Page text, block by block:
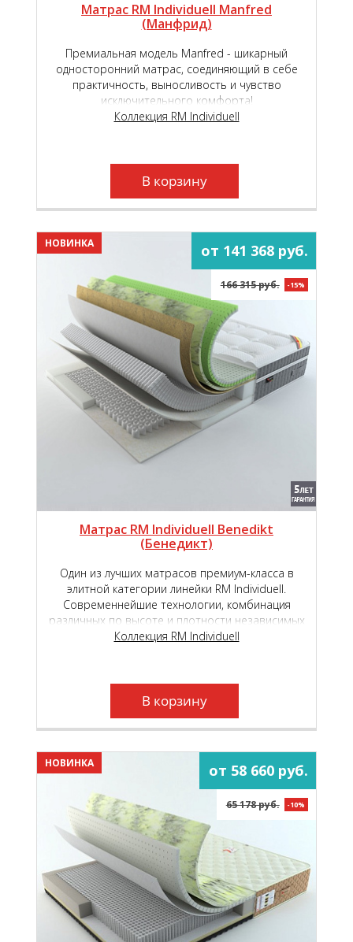
Матрас RM Individuell Manfred
(Манфрид)
Премиальная модель Manfred - шикарный
односторонний матрас, соединяющий в себе
практичность, выносливость и чувство
исключительного комфорта!
Коллекция RM Individuell
В корзину
НОВИНКА от 141 368 руб.
166 315 руб. -15%
Матрас RM Individuell Benedikt
(Бенедикт)
Один из лучших матрасов премиум-класса в
элитной категории линейки RM Individuell.
Современнейшие технологии, комбинация
различных по высоте и плотности независимых
пружинных блоков и уникальные
Коллекция RM Individuell
В корзину
НОВИНКА от 58 660 руб.
65 178 руб. -10%